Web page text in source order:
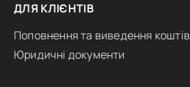
ДЛЯ КЛІЄНТІВ
Поповнення та виведення коштів
Юридичні документи